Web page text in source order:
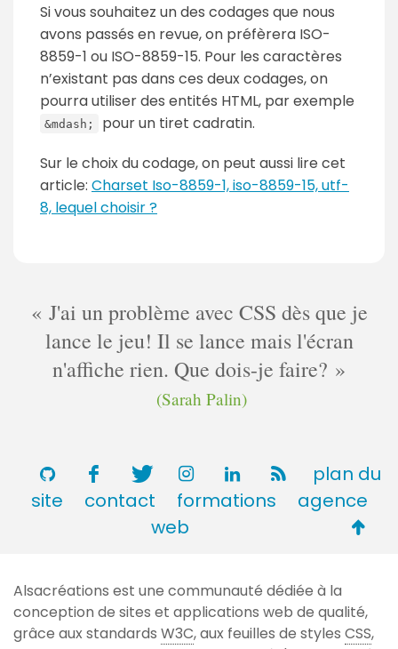
Si vous souhaitez un des codages que nous
avons passés en revue, on préfèrera ISO-
8859-1 ou ISO-8859-15. Pour les caractères
n’existant pas dans ces deux codages, on
pourra utiliser des entités HTML, par exemple
&mdash;
pour un tiret cadratin.
Sur le choix du codage, on peut aussi lire cet
article: Charset Iso-8859-1, iso-8859-15, utf-
8, lequel choisir ?
J'ai un problème avec CSS dès que je
lance le jeu! Il se lance mais l'écran
n'affiche rien. Que dois-je faire?
(Sarah Palin)
plan du
site
contact formations
agence
web
de
page
Alsacréations est une communauté dédiée à la
conception de sites et applications web de qualité,
grâce aux standards W3C, aux feuilles de styles CSS,